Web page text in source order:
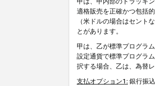
適格販売を正確かつ包括
（米ドルの場合はセント
とがあります。
甲は、乙が標準プログラ
設定通貨で標準プログラ
択する場合、乙は、為替
支払オプション1: 銀行振